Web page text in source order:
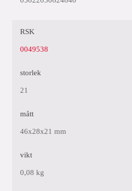
RSK
0049538
storlek
21
mått
46x28x21 mm
vikt
0,08 kg